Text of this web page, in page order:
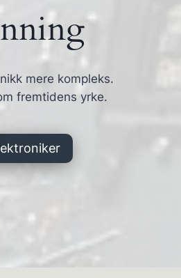
mere kompleks.
fremtidens yrke.